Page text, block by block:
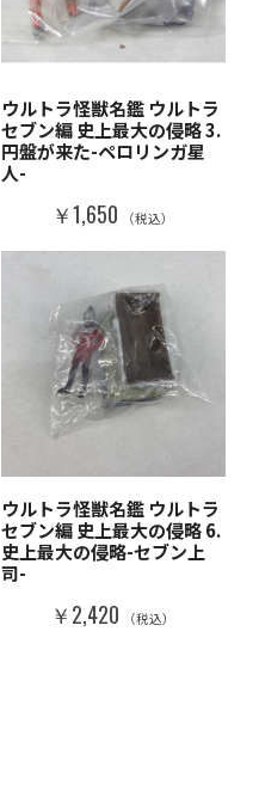
ウルトラ怪獣名鑑 ウルトラ
セブン編 史上最大の侵略 3.
円盤が来た-ペロリンガ星
人-
￥1,650 （税込）
ウルトラ怪獣名鑑 ウルトラ
セブン編 史上最大の侵略 6.
史上最大の侵略-セブン上
司-
￥2,420 （税込）